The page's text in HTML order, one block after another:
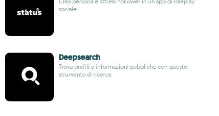
sociale
Deepsearch
Trova profili e informazioni pubbliche con questo
strumento di ricerca